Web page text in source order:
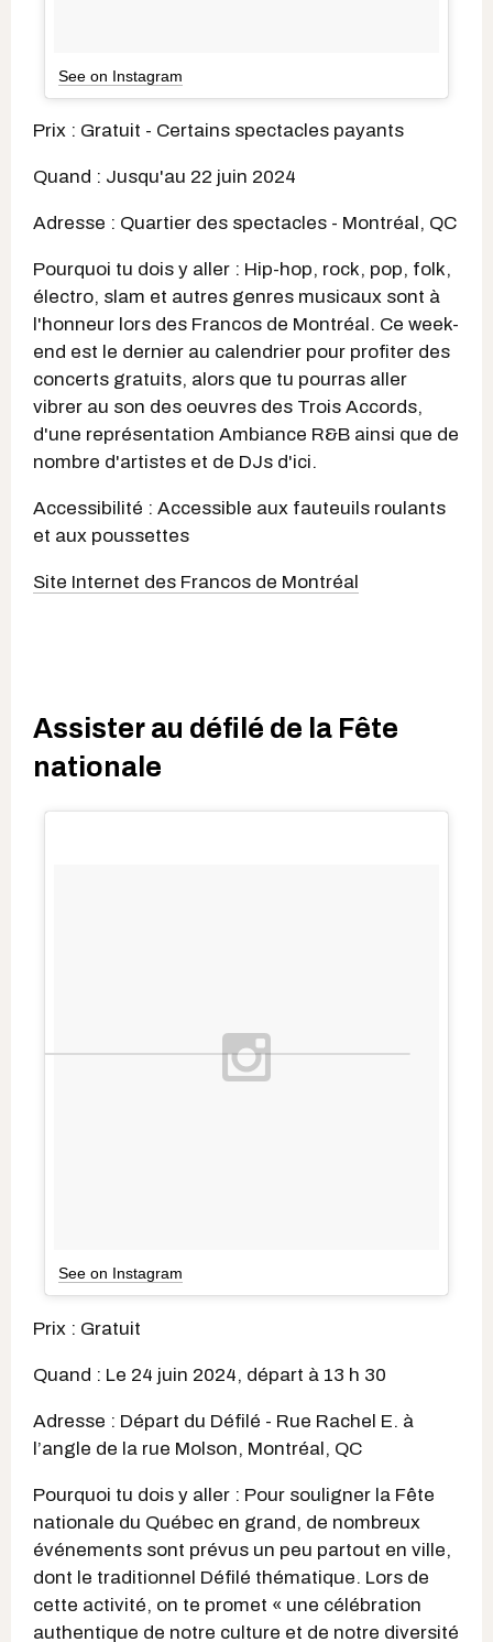
See on Instagram
Prix : Gratuit - Certains spectacles payants
Quand : Jusqu'au 22 juin 2024
Adresse : Quartier des spectacles - Montréal, QC
Pourquoi tu dois y aller : Hip-hop, rock, pop, folk,
électro, slam et autres genres musicaux sont à
l'honneur lors des Francos de Montréal. Ce week-
end est le dernier au calendrier pour profiter des
concerts gratuits, alors que tu pourras aller
vibrer au son des oeuvres des Trois Accords,
d'une représentation Ambiance R&B ainsi que de
nombre d'artistes et de DJs d'ici.
Accessibilité : Accessible aux fauteuils roulants
et aux poussettes
Site Internet des Francos de Montréal
Assister au défilé de la Fête
nationale
See on Instagram
Prix : Gratuit
Quand : Le 24 juin 2024, départ à 13 h 30
Adresse : Départ du Défilé - Rue Rachel E. à
l’angle de la rue Molson, Montréal, QC
Pourquoi tu dois y aller : Pour souligner la Fête
nationale du Québec en grand, de nombreux
événements sont prévus un peu partout en ville,
dont le traditionnel Défilé thématique. Lors de
cette activité, on te promet « une célébration
authentique de notre culture et de notre diversité